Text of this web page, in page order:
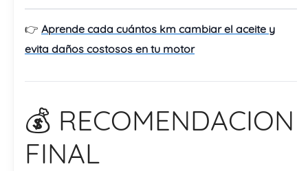
👉 Aprende cada cuántos km cambiar el aceite y
evita daños costosos en tu motor
💰 RECOMENDACION
FINAL